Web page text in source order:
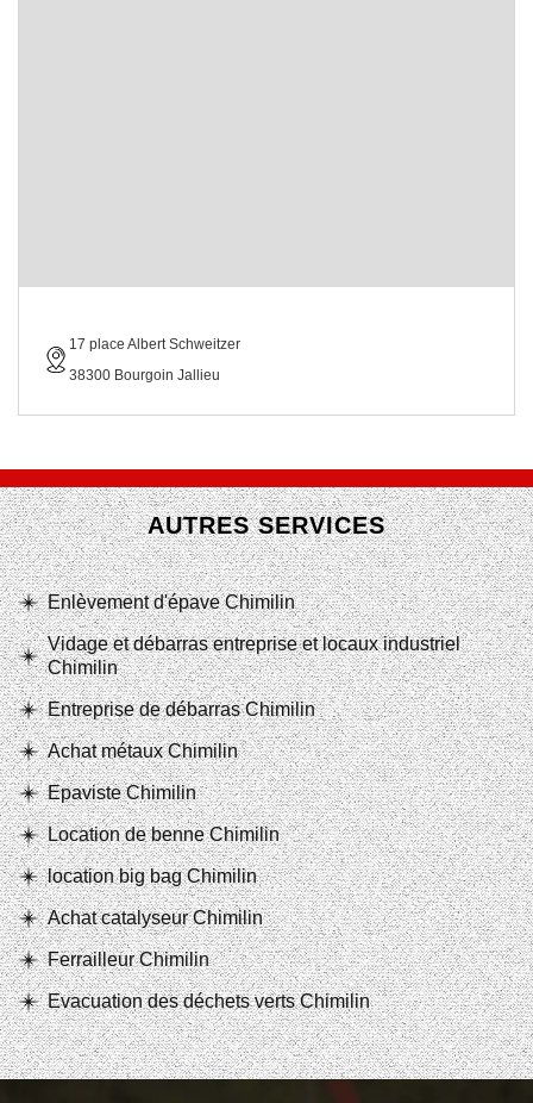
17 place Albert Schweitzer
38300 Bourgoin Jallieu
AUTRES SERVICES
Enlèvement d'épave Chimilin
Vidage et débarras entreprise et locaux industriel
Chimilin
Entreprise de débarras Chimilin
Achat métaux Chimilin
Epaviste Chimilin
Location de benne Chimilin
location big bag Chimilin
Achat catalyseur Chimilin
Ferrailleur Chimilin
Evacuation des déchets verts Chimilin